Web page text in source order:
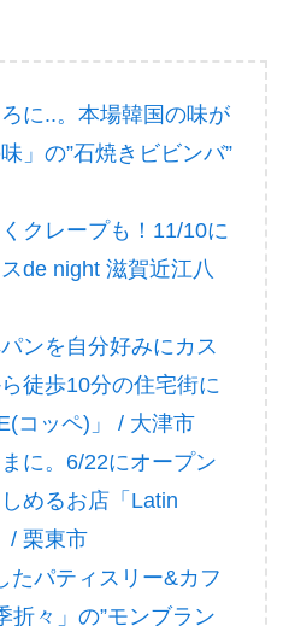
に..。本場韓国の味が
」の”石焼きビビンバ”
クレープも！11/10に
de night 滋賀近江八
ンを自分好みにカス
徒歩10分の住宅街に
コッペ)」 / 大津市
に。6/22にオープン
めるお店「Latin
/ 栗東市
たパティスリー&カフ
折々」の”モンブラン